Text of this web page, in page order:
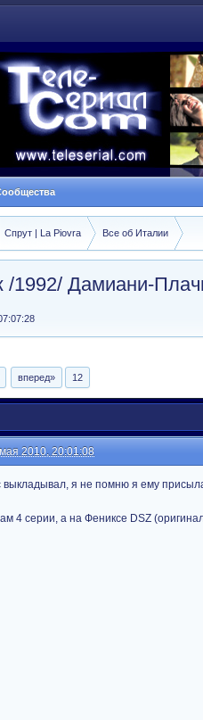
Спрут | La Piovra Все об Италии
/1992/ Дамиани-
вперед» 12
2010, 20:01:08
выкладывал, я не помню я ему
4 серии, а на Фениксе DSZ